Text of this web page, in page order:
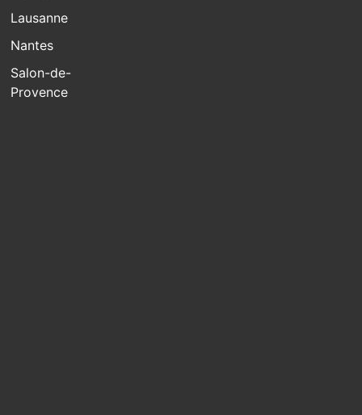
Lausanne
Nantes
Salon-de-
Provence